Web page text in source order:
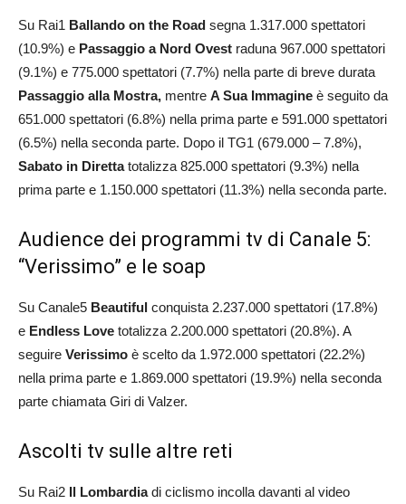
Su Rai1 Ballando on the Road segna 1.317.000 spettatori
(10.9%) e Passaggio a Nord Ovest raduna 967.000 spettatori
(9.1%) e 775.000 spettatori (7.7%) nella parte di breve durata
Passaggio alla Mostra, mentre A Sua Immagine è seguito da
651.000 spettatori (6.8%) nella prima parte e 591.000 spettatori
(6.5%) nella seconda parte. Dopo il TG1 (679.000 – 7.8%),
Sabato in Direttatotalizza 825.000 spettatori (9.3%) nella
prima parte e 1.150.000 spettatori (11.3%) nella seconda parte.
Audience dei programmi tv di Canale 5:
“Verissimo” e le soap
Su Canale5 Beautiful conquista 2.237.000 spettatori (17.8%)
e Endless Love totalizza 2.200.000 spettatori (20.8%). A
seguire Verissimo è scelto da 1.972.000 spettatori (22.2%)
nella prima parte e 1.869.000 spettatori (19.9%) nella seconda
parte chiamata Giri di Valzer.
Ascolti tv sulle altre reti
Su Rai2 Il Lombardiadi ciclismo incolla davanti al video